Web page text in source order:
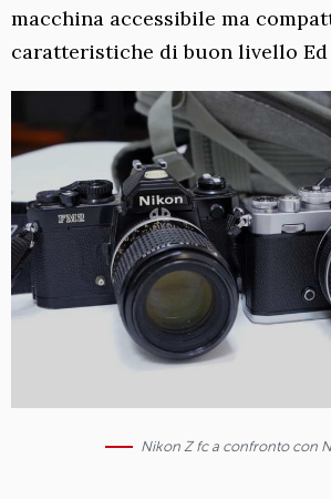
macchina accessibile ma
caratteristiche di buon livello Ed
Nikon Z fc a confronto con